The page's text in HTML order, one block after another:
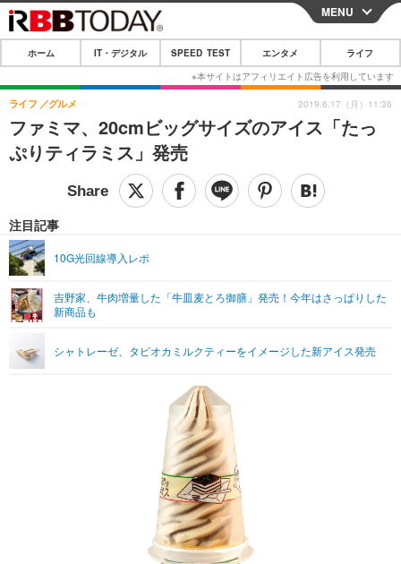
CLOSE
ホーム
IT・デジタル
IT・デジタルTOP スマートフォン
ショッピング その他
SPEED TEST
エンタメTOP 映画・ドラマ
グラビア
ショッピング その他
ライフTOP
その他
リリース一覧
プッシュ通知の停止方法
MENU
ホーム IT・デジタル SPEED TEST エンタメ ライフ
ファミマ、20cmビッグサイズのアイス「たっ
ぷりティラミス」発売
ライフ グルメ
注目記事
10G光回線導入レポ
吉野家、牛肉増量した「牛皿麦とろ御膳」発売！今年はさっぱりした
新商品も
シャトレーゼ、タピオカミルクティーをイメージした新アイス発売
2019.6.17（月）11:36